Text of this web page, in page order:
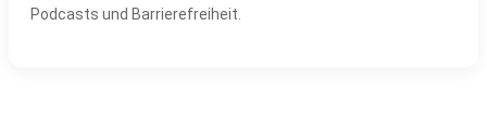
Podcasts und Barrierefreiheit.